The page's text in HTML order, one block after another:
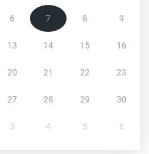
6 7 8 9
13 14 15 16
20 21 22 23
27 28 29 30
3 4 5 6